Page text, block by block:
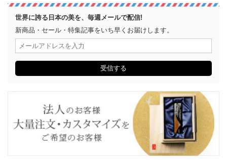
世界に誇る日本の美を、毎週メールで配信!
新商品・セール・特集記事をいち早くお届けします。
受信する